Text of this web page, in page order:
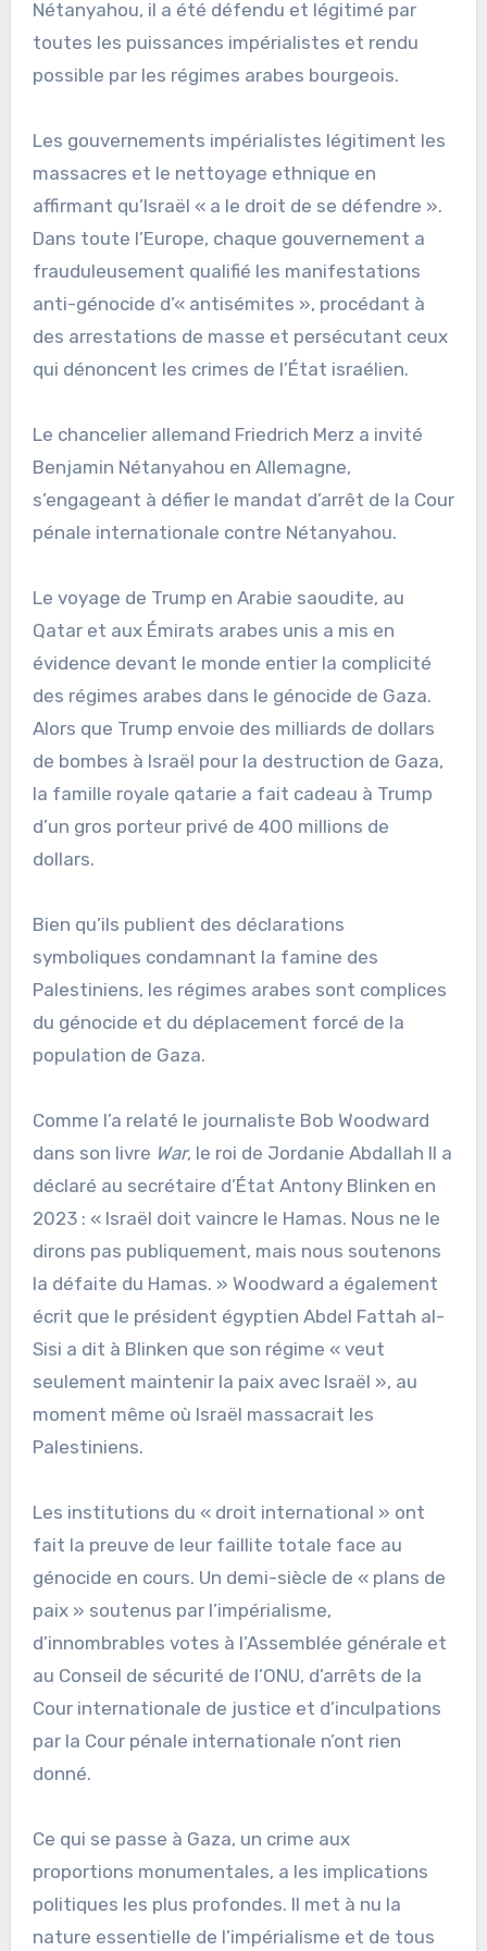
Nétanyahou, il a été défendu et légitimé par
toutes les puissances impérialistes et rendu
possible par les régimes arabes bourgeois.
Les gouvernements impérialistes légitiment les
massacres et le nettoyage ethnique en
affirmant qu’Israël « a le droit de se défendre ».
Dans toute l’Europe, chaque gouvernement a
frauduleusement qualifié les manifestations
anti-génocide d’« antisémites », procédant à
des arrestations de masse et persécutant ceux
qui dénoncent les crimes de l’État israélien.
Le chancelier allemand Friedrich Merz a invité
Benjamin Nétanyahou en Allemagne,
s’engageant à défier le mandat d’arrêt de la Cour
pénale internationale contre Nétanyahou.
Le voyage de Trump en Arabie saoudite, au
Qatar et aux Émirats arabes unis a mis en
évidence devant le monde entier la complicité
des régimes arabes dans le génocide de Gaza.
Alors que Trump envoie des milliards de dollars
de bombes à Israël pour la destruction de Gaza,
la famille royale qatarie a fait cadeau à Trump
d’un gros porteur privé de 400 millions de
dollars.
Bien qu’ils publient des déclarations
symboliques condamnant la famine des
Palestiniens, les régimes arabes sont complices
du génocide et du déplacement forcé de la
population de Gaza.
Comme l’a relaté le journaliste Bob Woodward
dans son livre War, le roi de Jordanie Abdallah II a
déclaré au secrétaire d’État Antony Blinken en
2023 : « Israël doit vaincre le Hamas. Nous ne le
dirons pas publiquement, mais nous soutenons
la défaite du Hamas. » Woodward a également
écrit que le président égyptien Abdel Fattah al-
Sisi a dit à Blinken que son régime « veut
seulement maintenir la paix avec Israël », au
moment même où Israël massacrait les
Palestiniens.
Les institutions du « droit international » ont
fait la preuve de leur faillite totale face au
génocide en cours. Un demi-siècle de « plans de
paix » soutenus par l’impérialisme,
d’innombrables votes à l’Assemblée générale et
au Conseil de sécurité de l’ONU, d’arrêts de la
Cour internationale de justice et d’inculpations
par la Cour pénale internationale n’ont rien
donné.
Ce qui se passe à Gaza, un crime aux
proportions monumentales, a les implications
politiques les plus profondes. Il met à nu la
nature essentielle de l’impérialisme et de tous